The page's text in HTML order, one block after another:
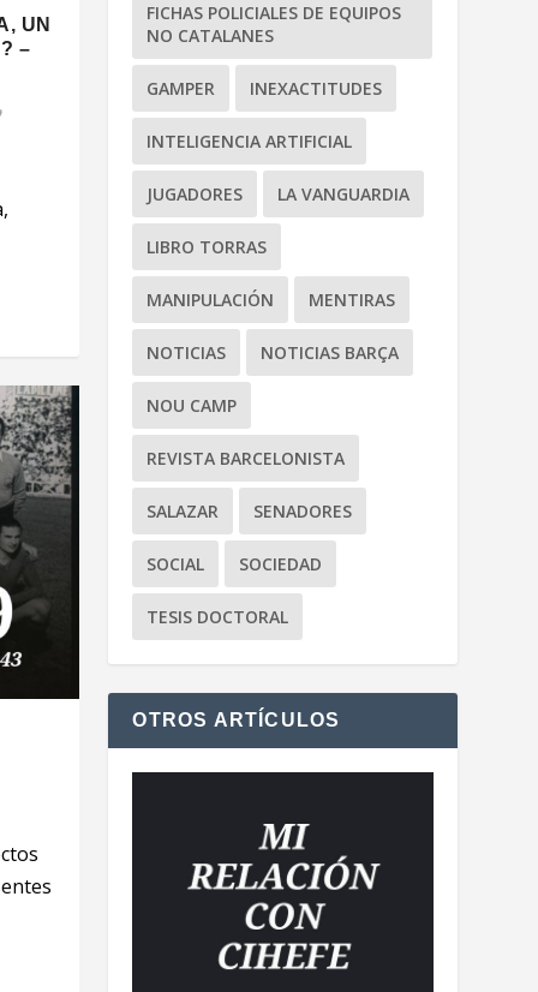
UN
–
FICHAS POLICIALES DE EQUIPOS
NO CATALANES
GAMPER INEXACTITUDES
INTELIGENCIA ARTIFICIAL
JUGADORES LA VANGUARDIA
LIBRO TORRAS
MANIPULACIÓN MENTIRAS
NOTICIAS NOTICIAS BARÇA
NOU CAMP
REVISTA BARCELONISTA
SALAZAR SENADORES
SOCIAL SOCIEDAD
TESIS DOCTORAL
OTROS ARTÍCULOS